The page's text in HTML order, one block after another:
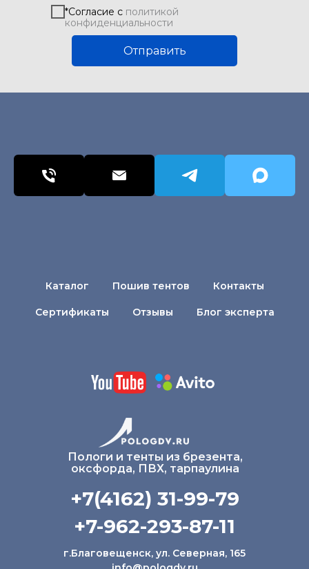
*Согласие с политикой
конфиденциальности
Отправить
Каталог Пошив тентов Контакты
Сертификаты Отзывы Блог эксперта
Пологи и тенты из брезента,
оксфорда, ПВХ, тарпаулина
+7(4162) 31-99-79
г.Благовещенск, ул. Северная, 165
+7-962-293-87-11